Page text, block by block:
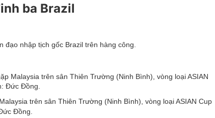
ba Brazil
nhập tịch gốc Brazil trên hàng công.
trên sân Thiên Trường (Ninh Bình), vòng loại ASIAN Cup
Đồng.